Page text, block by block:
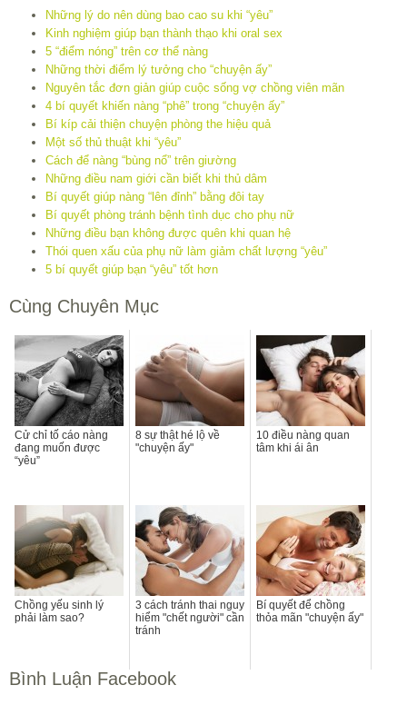
Những lý do nên dùng bao cao su khi “yêu”
Kinh nghiệm giúp bạn thành thạo khi oral sex
5 “điểm nóng” trên cơ thể nàng
Những thời điểm lý tưởng cho “chuyện ấy”
Nguyên tắc đơn giản giúp cuộc sống vợ chồng viên mãn
4 bí quyết khiến nàng “phê” trong “chuyện ấy”
Bí kíp cải thiện chuyện phòng the hiệu quả
Một số thủ thuật khi “yêu”
Cách để nàng “bùng nổ” trên giường
Những điều nam giới cần biết khi thủ dâm
Bí quyết giúp nàng “lên đỉnh” bằng đôi tay
Bí quyết phòng tránh bệnh tình dục cho phụ nữ
Những điều bạn không được quên khi quan hệ
Thói quen xấu của phụ nữ làm giảm chất lượng “yêu”
5 bí quyết giúp bạn “yêu” tốt hơn
Cùng Chuyên Mục
Cử chỉ tố cáo nàng
đang muốn được
“yêu”
8 sự thật hé lộ về
"chuyện ấy"
10 điều nàng quan
tâm khi ái ân
Chồng yếu sinh lý
phải làm sao?
3 cách tránh thai nguy
hiểm "chết người" cần
tránh
Bí quyết để chồng
thỏa mãn "chuyện ấy"
Bình Luận Facebook